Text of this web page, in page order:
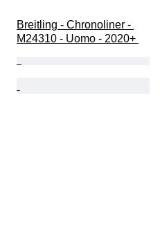
Breitling - Chronoliner -
M24310 - Uomo - 2020+